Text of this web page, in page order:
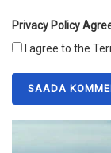
Privacy Policy
I agree to the